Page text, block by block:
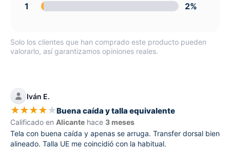
1
2%
Solo los clientes que han comprado este producto pueden
valorarlo, así garantizamos opiniones reales.
Iván E.
★★★★★Buena caída y talla equivalente
Calificado en Alicante hace 3 meses
Tela con buena caída y apenas se arruga. Transfer dorsal bien
alineado. Talla UE me coincidió con la habitual.